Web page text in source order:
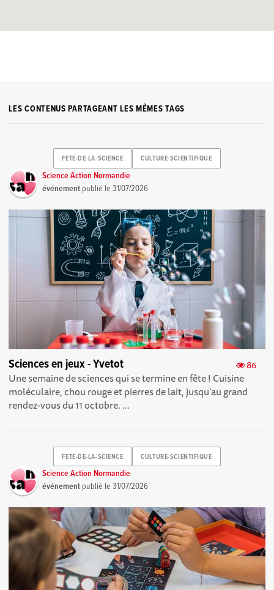
LES CONTENUS PARTAGEANT LES MÊMES TAGS
FETE-DE-LA-SCIENCE CULTURE-SCIENTIFIQUE
Science Action Normandie
événement publié le31/07/2026
86
Sciences en jeux - Yvetot
Une semaine de sciences qui se termine en fête ! Cuisine
moléculaire, chou rouge et pierres de lait, jusqu'au grand
rendez-vous du 11 octobre. ...
FETE-DE-LA-SCIENCE CULTURE-SCIENTIFIQUE
Science Action Normandie
événement publié le31/07/2026